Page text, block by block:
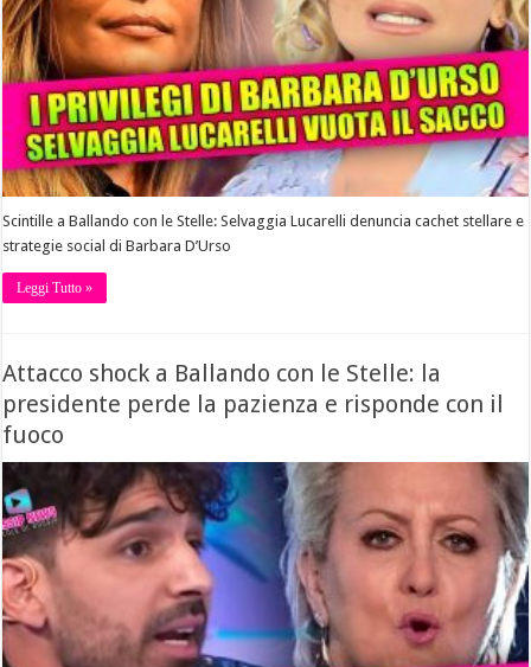
Scintille a Ballando con le Stelle: Selvaggia Lucarelli denuncia cachet stellare e
strategie social di Barbara D’Urso
Leggi Tutto »
Attacco shock a Ballando con le Stelle: la
presidente perde la pazienza e risponde con il
fuoco